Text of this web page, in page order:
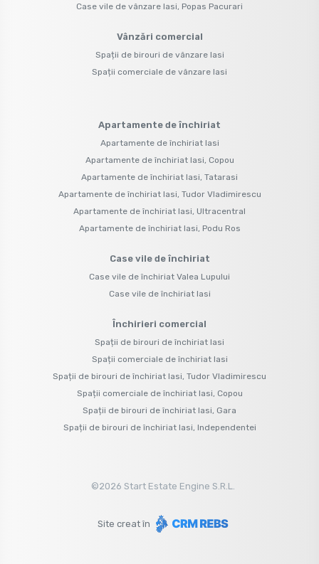
Case vile de vânzare Iasi, Popas Pacurari
Vânzări comercial
Spații de birouri de vânzare Iasi
Spații comerciale de vânzare Iasi
Apartamente de închiriat
Apartamente de închiriat Iasi
Apartamente de închiriat Iasi, Copou
Apartamente de închiriat Iasi, Tatarasi
Apartamente de închiriat Iasi, Tudor Vladimirescu
Apartamente de închiriat Iasi, Ultracentral
Apartamente de închiriat Iasi, Podu Ros
Case vile de închiriat
Case vile de închiriat Valea Lupului
Case vile de închiriat Iasi
Închirieri comercial
Spații de birouri de închiriat Iasi
Spații comerciale de închiriat Iasi
Spații de birouri de închiriat Iasi, Tudor Vladimirescu
Spații comerciale de închiriat Iasi, Copou
Spații de birouri de închiriat Iasi, Gara
Spații de birouri de închiriat Iasi, Independentei
©2026 Start Estate Engine S.R.L.
Site creat în